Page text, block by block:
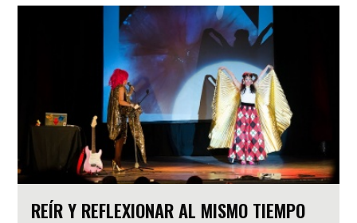
REÍR Y REFLEXIONAR AL MISMO TIEMPO